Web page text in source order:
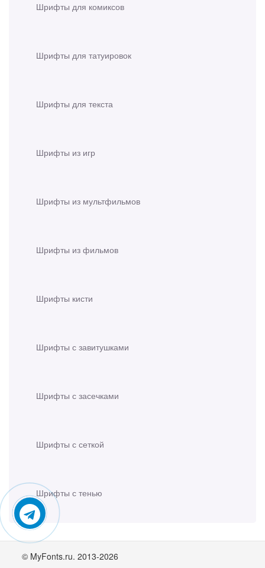
Шрифты для комиксов
Шрифты для татуировок
Шрифты для текста
Шрифты из игр
Шрифты из мультфильмов
Шрифты из фильмов
Шрифты кисти
Шрифты с завитушками
Шрифты с засечками
Шрифты с сеткой
Шрифты с тенью
© MyFonts.ru. 2013-2026